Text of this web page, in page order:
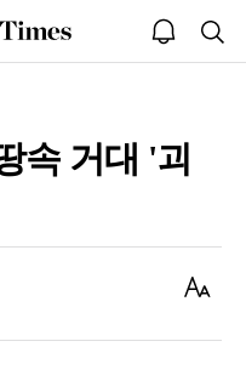
open
notice
속 거대 '괴
Text